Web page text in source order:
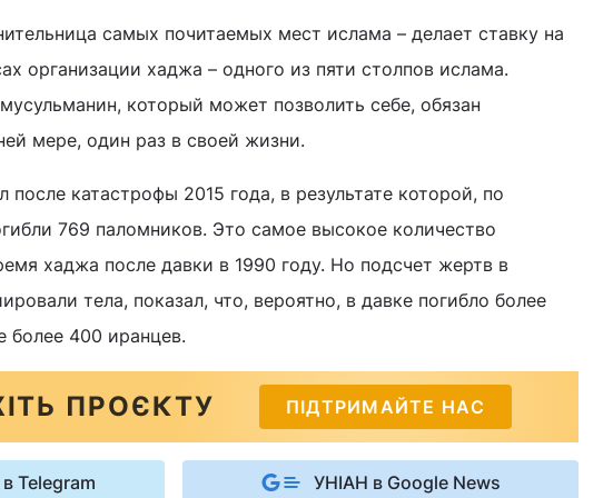
самых почитаемых мест ислама – делает ставку на
организации хаджа – одного из пяти столпов ислама.
который может позволить себе, обязан
мере, один раз в своей жизни.
катастрофы 2015 года, в результате которой, по
769 паломников. Это самое высокое количество
хаджа после давки в 1990 году. Но подсчет жертв в
тела, показал, что, вероятно, в давке погибло более
более 400 иранцев.
ПРОЄКТУ ПІДТРИМАЙТЕ НАС
Telegram УНІАН в Google News